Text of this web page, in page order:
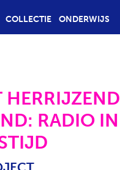
COLLECTIE ONDERWIJS
HERRIJZEND
RADIO IN